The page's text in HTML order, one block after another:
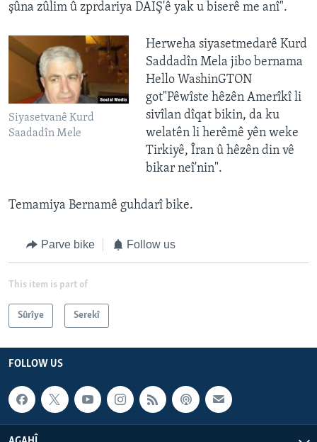
şûna zûlim û zprdariya DAIŞ'ê yak u biserê me anî".
Siyasetvanê Kurd
Saadadîn Mele
Herweha siyasetmedarê Kurd
Saddadîn Mela jibo bernama
Hello WashinGTON
got"Pêwîste hêzên Amerîkî li
sivîlan dîqat bikin, da ku
welatên li herêmê yên weke
Tirkiyê, Îran û hêzên din vê
bikar neî'nin".
Temamiya Bernamê guhdarî bike.
Parve bike Follow us
This item is part of
Sûrîye Serekî
FOLLOW US